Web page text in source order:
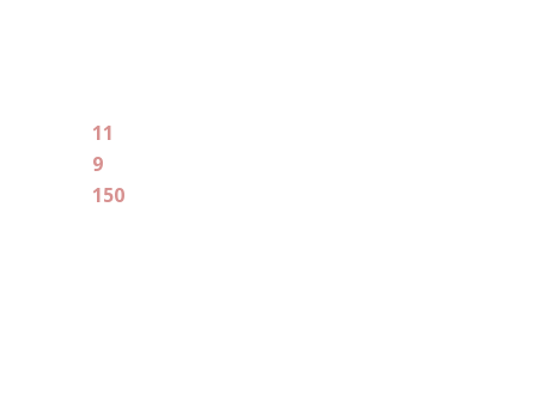
11
9villes concernés
150locataires